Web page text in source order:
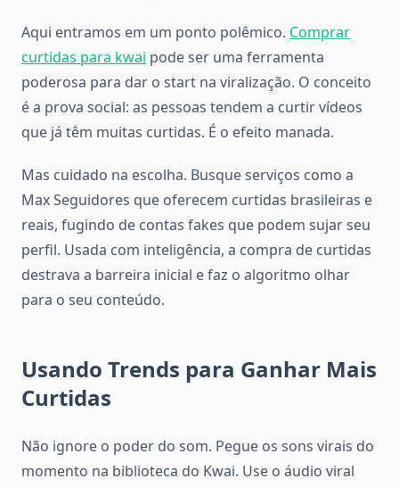
Aqui entramos em um ponto polêmico. Comprar
curtidas para kwai pode ser uma ferramenta
poderosa para dar o start na viralização. O conceito
é a prova social: as pessoas tendem a curtir vídeos
que já têm muitas curtidas. É o efeito manada.
Mas cuidado na escolha. Busque serviços como a
Max Seguidores que oferecem curtidas brasileiras e
reais, fugindo de contas fakes que podem sujar seu
perfil. Usada com inteligência, a compra de curtidas
destrava a barreira inicial e faz o algoritmo olhar
para o seu conteúdo.
Usando Trends para Ganhar Mais
Curtidas
Não ignore o poder do som. Pegue os sons virais do
momento na biblioteca do Kwai. Use o áudio viral